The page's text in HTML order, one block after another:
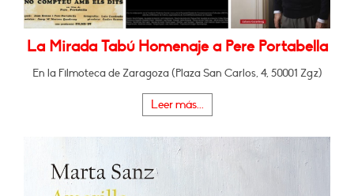
La Mirada Tabú Homenaje a Pere Portabella
En la Filmoteca de Zaragoza (Plaza San Carlos, 4, 50001 Zgz)
Leer más...